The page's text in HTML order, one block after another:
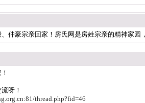
仲豪宗亲回家！房氏网是房姓宗亲的精神家园
呀！
thread.php?fid=46